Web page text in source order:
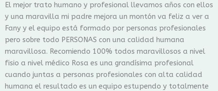
El mejor trato humano y profesional llevamos años con ellos
y una maravilla mi padre mejora un montón va feliz a ver a
Fany y el equipo está formado por personas profesionales
pero sobre todo PERSONAS con una calidad humana
maravillosa. Recomiendo 100% todos maravillosos a nivel
fisio a nivel médico Rosa es una grandísima profesional
cuando juntas a personas profesionales con alta calidad
humana el resultado es un equipo estupendo y totalmente